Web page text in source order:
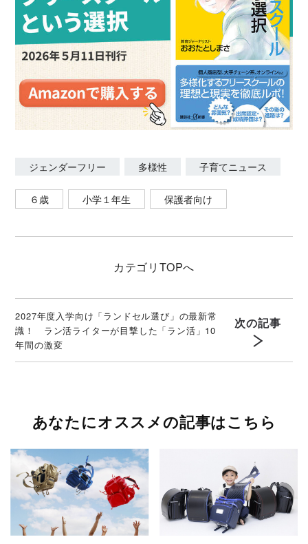
ジェンダーフリー 多様性 子育てニュース
６歳 小学１年生 保護者向け
カテゴリ TOPへ
2027年度入学向け「ランドセル選び」の最新常
識！ ラン活ライターが目撃した「ラン活」10
年間の激変
次の記事
あなたにオススメの記事はこちら